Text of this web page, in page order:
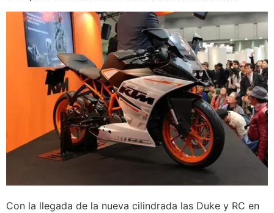
Con la llegada de la nueva cilindrada las Duke y RC en